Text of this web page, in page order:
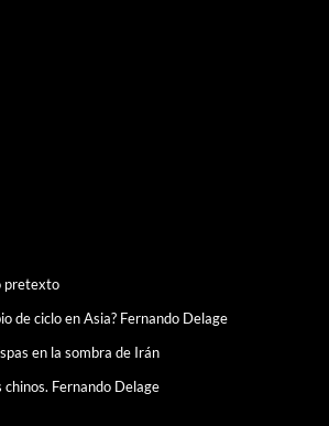
pretexto
de ciclo en Asia? Fernando Delage
en la sombra de Irán
Fernando Delage